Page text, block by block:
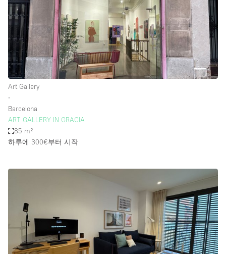
Art Gallery
∙
Barcelona
ART GALLERY IN GRACIA
85 m²
하루에 300€부터 시작